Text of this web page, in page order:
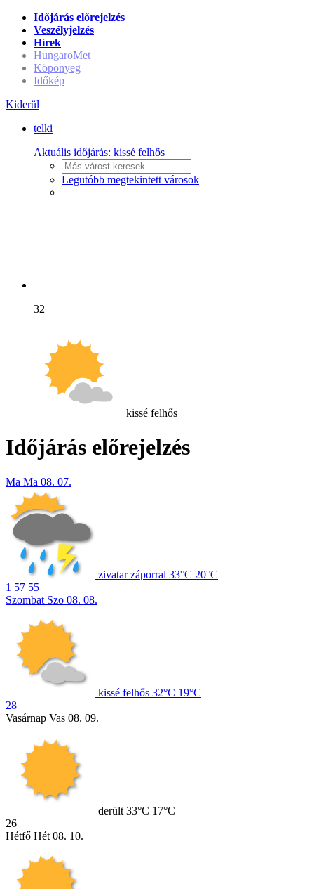
Időjárás előrejelzés
Veszélyjelzés
Hírek
HungaroMet
Köpönyeg
Időkép
Kiderül
telki
Aktuális időjárás: kissé felhős
Legutóbb megtekintett városok
32
kissé felhős
Időjárás előrejelzés
Ma Ma 08. 07.
zivatar záporral 33°C 20°C
1 57 55
Szombat Szo 08. 08.
kissé felhős 32°C 19°C
28
Vasárnap Vas 08. 09.
derült 33°C 17°C
26
Hétfő Hét 08. 10.